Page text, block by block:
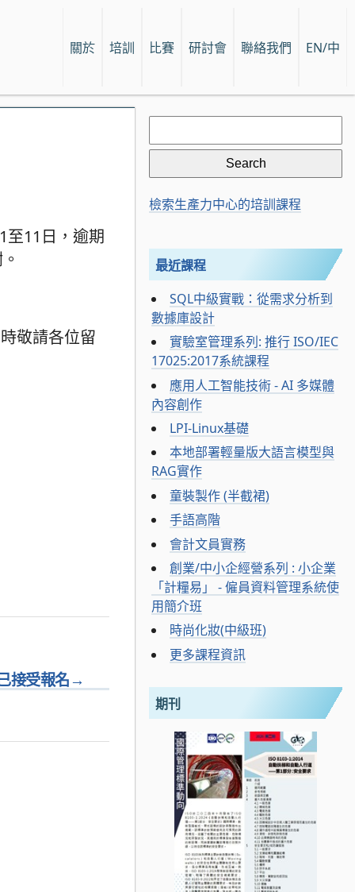
關於 培訓 比賽 研討會 聯絡我們 EN/中
至11日，逾期
敬請各位留
→
接受報名
Search
for:
檢索生產力中心的培訓課程
最近課程
SQL中級實戰：從需求分析到
數據庫設計
實驗室管理系列: 推行 ISO/IEC
17025:2017系統課程
應用人工智能技術 - AI 多媒體
內容創作
LPI-Linux基礎
本地部署輕量版大語言模型與
RAG實作
童裝製作 (半截裙)
手語高階
會計文員實務
創業/中小企經營系列 : 小企業
「計糧易」 - 僱員資料管理系統使
用簡介班
時尚化妝(中級班)
更多課程資訊
期刊